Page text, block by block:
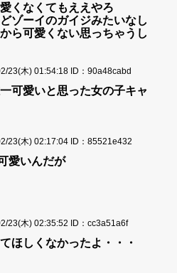
くなくてもええやろ
ゾーイのガイジみたいなし
ら可愛くない思っちゃうし
23(木) 01:54:18 ID：90a48cabd
可愛いと思った女の子キャ
23(木) 02:17:04 ID：85521e432
愛いんだが
23(木) 02:35:52 ID：cc3a51a6f
ほしくなかったよ・・・